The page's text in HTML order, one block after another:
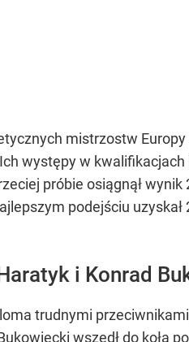
mistrzostw
występy w
próbie osiągnął
podejściu
i Konrad
trudnymi
wszedł do koła